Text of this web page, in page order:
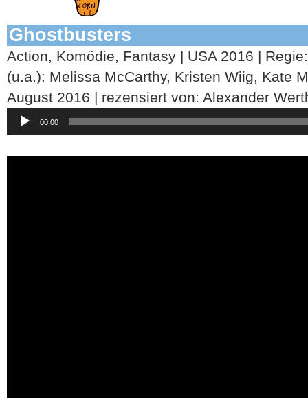
Ghostbusters
Action, Komödie, Fantasy | USA 2016 |
(u.a.): Melissa McCarthy, Kristen Wiig, Kate
August 2016 | rezensiert von: Alexander
Audio-
Player
00:00